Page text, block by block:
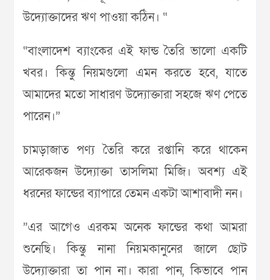
উদ্যোক্তাদের ঋণ পাওয়া কঠিন। “
“বাংলাদেশ ব্যাংকের এই ফান্ড তৈরি ভালো একটি
খবর। কিন্তু নিয়মগুলো এমন করতে হবে, যাতে
আমাদের মতো সাধারণ উদ্যোক্তারা সহজে ঋণ পেতে
পারেন।”
চামড়াজাত পণ্য তৈরি করে রপ্তানি করে থাকেন
আরেকজন উদ্যোক্তা তাসলিমা মিজি। অবশ্য এই
ধরনের ফান্ডের ব্যাপারে তেমন একটা আশাবাদী নন।
”এর আগেও এরকম অনেক ফান্ডের কথা আমরা
শুনেছি। কিন্তু নানা নিয়মকানুনের জালে ছোট
উদ্যোক্তারা তা পান না। কারা পান, কিভাবে পান